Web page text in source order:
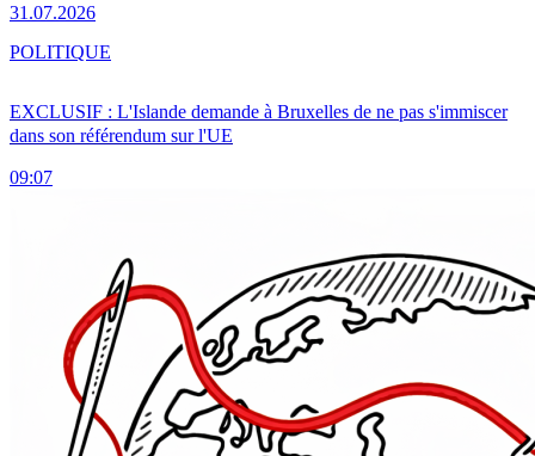
31.07.2026
EXCLUSIF : L'Islande demande à Bruxelles de ne pas s'immiscer
dans son référendum sur l'UE
09:07
POLITIQUE